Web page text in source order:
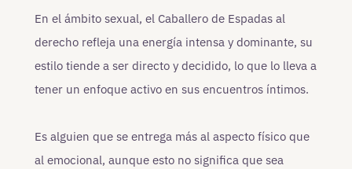
En el ámbito sexual, el Caballero de Espadas al
derecho refleja una energía intensa y dominante, su
estilo tiende a ser directo y decidido, lo que lo lleva a
tener un enfoque activo en sus encuentros íntimos.
Es alguien que se entrega más al aspecto físico que
al emocional, aunque esto no significa que sea